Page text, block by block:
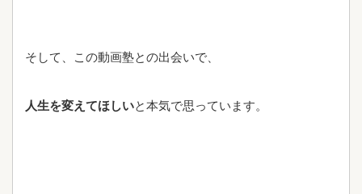
そして、この動画塾との出会いで、
人生を変えてほしいと本気で思っています。